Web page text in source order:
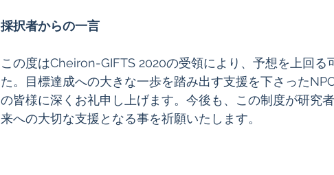
採択者からの一言
この度はCheiron-GIFTS 2020の受領により、予想を上回る
た。目標達成への大きな一歩を踏み出す支援を下さった
の皆様に深くお礼申し上げます。今後も、この制度が研究
来への大切な支援となる事を祈願いたします。